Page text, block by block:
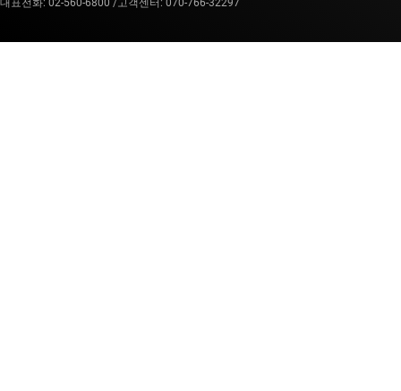
대표전화: 02-560-6800 /고객센터: 070-766-32297